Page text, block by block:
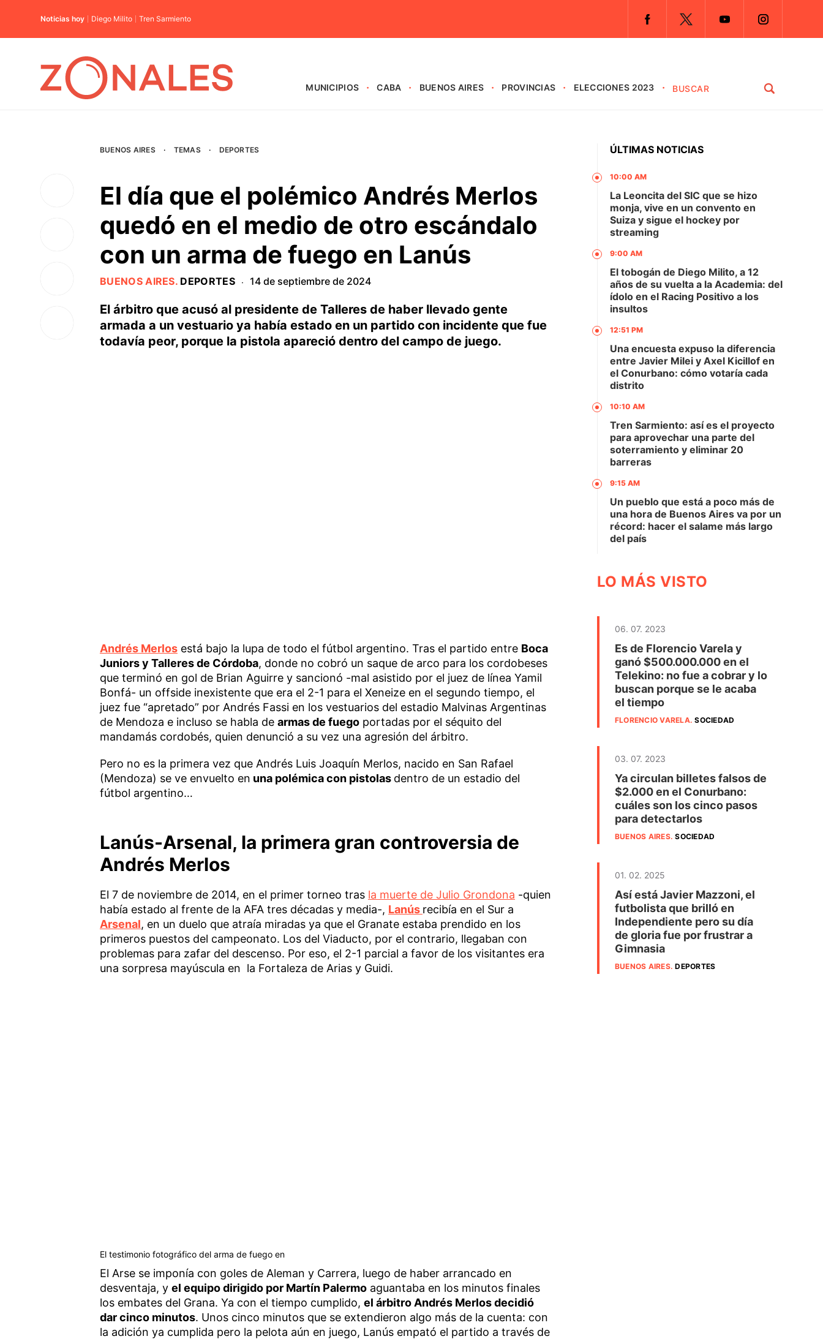
Noticias hoy Diego Milito Tren Sarmiento
MUNICIPIOS CABA BUENOS AIRES PROVINCIAS ELECCIONES 2023
BUENOS AIRES · TEMAS · DEPORTES
El día que el polémico Andrés Merlos
quedó en el medio de otro escándalo
con un arma de fuego en Lanús
BUENOS AIRES. DEPORTES · 14 de septiembre de 2024
El árbitro que acusó al presidente de Talleres de haber llevado gente
armada a un vestuario ya había estado en un partido con incidente que fue
todavía peor, porque la pistola apareció dentro del campo de juego.
Andrés Merlosestá bajo la lupa de todo el fútbol argentino. Tras el partido entre Boca
Juniors y Talleres de Córdoba, donde no cobró un saque de arco para los cordobeses
que terminó en gol de Brian Aguirre y sancionó -mal asistido por el juez de línea Yamil
Bonfá- un offside inexistente que era el 2-1 para el Xeneize en el segundo tiempo, el
juez fue “apretado” por Andrés Fassi en los vestuarios del estadio Malvinas Argentinas
de Mendoza e incluso se habla de armas de fuegoportadas por el séquito del
mandamás cordobés, quien denunció a su vez una agresión del árbitro.
Pero no es la primera vez que Andrés Luis Joaquín Merlos, nacido en San Rafael
(Mendoza) se ve envuelto en una polémica con pistolas dentro de un estadio del
fútbol argentino…
Lanús-Arsenal, la primera gran controversia de
Andrés Merlos
El 7 de noviembre de 2014, en el primer torneo tras la muerte de Julio Grondona -quien
había estado al frente de la AFA tres décadas y media-, Lanús recibía en el Sur a
Arsenal, en un duelo que atraía miradas ya que el Granate estaba prendido en los
primeros puestos del campeonato. Los del Viaducto, por el contrario, llegaban con
problemas para zafar del descenso. Por eso, el 2-1 parcial a favor de los visitantes era
una sorpresa mayúscula en la Fortaleza de Arias y Guidi.
El testimonio fotográfico del arma de fuego en
El Arse se imponía con goles de Aleman y Carrera, luego de haber arrancado en
desventaja, y el equipo dirigido por Martín Palermoaguantaba en los minutos finales
los embates del Grana. Ya con el tiempo cumplido, el árbitro Andrés Merlos decidió
dar cinco minutos. Unos cinco minutos que se extendieron algo más de la cuenta: con
la adición ya cumplida pero la pelota aún en juego, Lanús empató el partido a través de
ÚLTIMAS NOTICIAS
10:00 AM
La Leoncita del SIC que se hizo
monja, vive en un convento en
Suiza y sigue el hockey por
streaming
9:00 AM
El tobogán de Diego Milito, a 12
años de su vuelta a la Academia: del
ídolo en el Racing Positivo a los
insultos
12:51 PM
Una encuesta expuso la diferencia
entre Javier Milei y Axel Kicillof en
el Conurbano: cómo votaría cada
distrito
10:10 AM
Tren Sarmiento: así es el proyecto
para aprovechar una parte del
soterramiento y eliminar 20
barreras
9:15 AM
Un pueblo que está a poco más de
una hora de Buenos Aires va por un
récord: hacer el salame más largo
del país
LO MÁS VISTO
06. 07. 2023
Es de Florencio Varela y
ganó $500.000.000 en el
Telekino: no fue a cobrar y lo
buscan porque se le acaba
el tiempo
FLORENCIO VARELA.SOCIEDAD
03. 07. 2023
Ya circulan billetes falsos de
$2.000 en el Conurbano:
cuáles son los cinco pasos
para detectarlos
BUENOS AIRES.SOCIEDAD
01. 02. 2025
Así está Javier Mazzoni, el
futbolista que brilló en
Independiente pero su día
de gloria fue por frustrar a
Gimnasia
BUENOS AIRES.DEPORTES